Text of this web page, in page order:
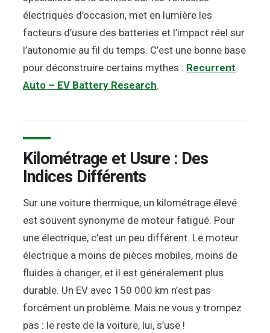
électriques d’occasion, met en lumière les
facteurs d’usure des batteries et l’impact réel sur
l’autonomie au fil du temps. C’est une bonne base
pour déconstruire certains mythes : Recurrent
Auto – EV Battery Research.
Kilométrage et Usure : Des
Indices Différents
Sur une voiture thermique, un kilométrage élevé
est souvent synonyme de moteur fatigué. Pour
une électrique, c’est un peu différent. Le moteur
électrique a moins de pièces mobiles, moins de
fluides à changer, et il est généralement plus
durable. Un EV avec 150 000 km n’est pas
forcément un problème. Mais ne vous y trompez
pas : le reste de la voiture, lui, s’use !